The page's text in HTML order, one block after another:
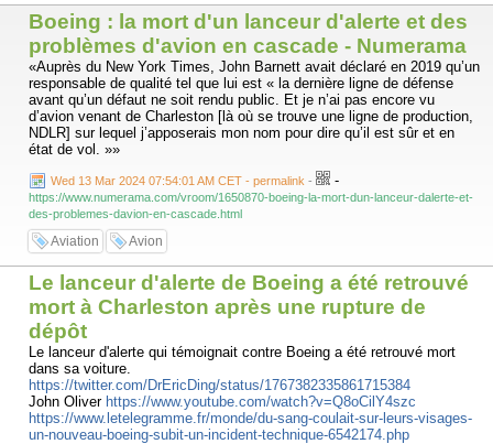
Boeing : la mort d'un lanceur d'alerte et des
problèmes d'avion en cascade - Numerama
«Auprès du New York Times, John Barnett avait déclaré en 2019 qu’un
responsable de qualité tel que lui est « la dernière ligne de défense
avant qu’un défaut ne soit rendu public. Et je n’ai pas encore vu
d’avion venant de Charleston [là où se trouve une ligne de production,
NDLR] sur lequel j’apposerais mon nom pour dire qu’il est sûr et en
état de vol. »»
Wed 13 Mar 2024 07:54:01 AM CET - permalink - -
https://www.numerama.com/vroom/1650870-boeing-la-mort-dun-lanceur-dalerte-et-
des-problemes-davion-en-cascade.html
Aviation Avion
Le lanceur d'alerte de Boeing a été retrouvé
mort à Charleston après une rupture de
dépôt
Le lanceur d'alerte qui témoignait contre Boeing a été retrouvé mort
dans sa voiture.
https://twitter.com/DrEricDing/status/1767382335861715384
John Oliver https://www.youtube.com/watch?v=Q8oCilY4szc
https://www.letelegramme.fr/monde/du-sang-coulait-sur-leurs-visages-
un-nouveau-boeing-subit-un-incident-technique-6542174.php